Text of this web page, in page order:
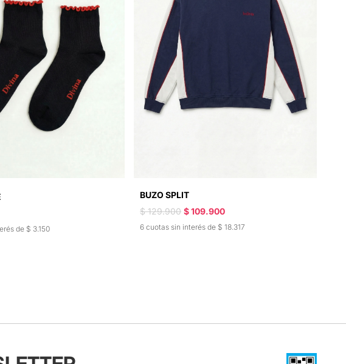
de $ 3.150
BUZO SPLIT
$ 129.900 $ 109.900
6 cuotas sin interés de $ 18.317